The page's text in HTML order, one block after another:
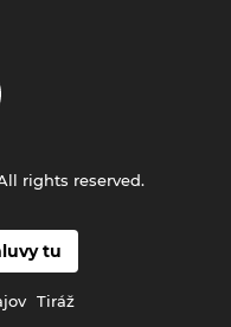
tu
Tiráž
rights reserved.